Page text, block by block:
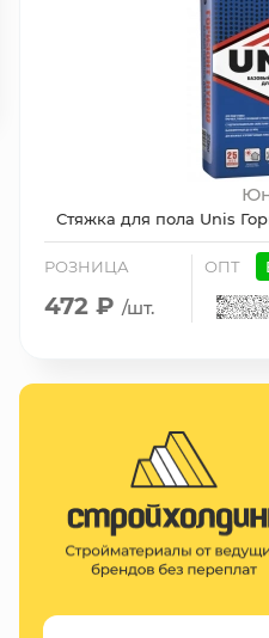
Стяжка для пола Unis
РОЗНИЦА
472 ₽ /шт.
ОПТ